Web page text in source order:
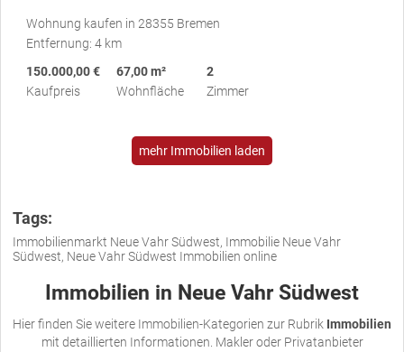
Wohnung kaufen in 28355 Bremen
Entfernung: 4 km
150.000,00 €
Kaufpreis
67,00 m²
Wohnfläche
2
Zimmer
mehr Immobilien laden
Tags:
Immobilienmarkt Neue Vahr Südwest, Immobilie Neue Vahr
Südwest, Neue Vahr Südwest Immobilien online
Immobilien in Neue Vahr Südwest
Hier finden Sie weitere Immobilien-Kategorien zur Rubrik Immobilien
mit detaillierten Informationen. Makler oder Privatanbieter